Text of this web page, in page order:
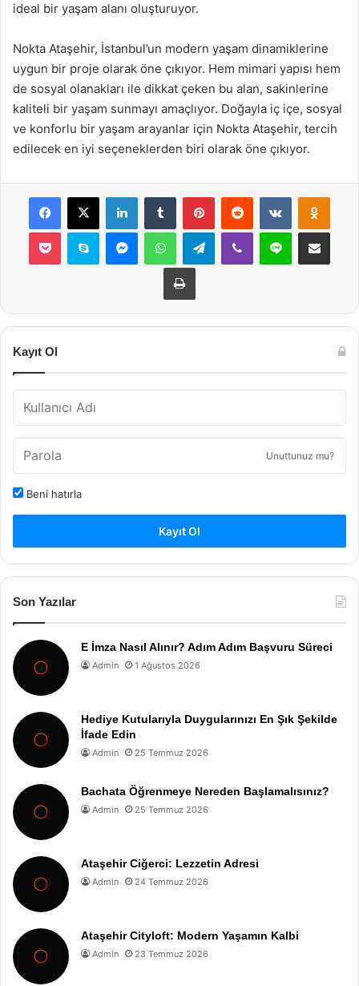
ideal bir yaşam alanı oluşturuyor.
Nokta Ataşehir, İstanbul’un modern yaşam dinamiklerine
uygun bir proje olarak öne çıkıyor. Hem mimari yapısı hem
de sosyal olanakları ile dikkat çeken bu alan, sakinlerine
kaliteli bir yaşam sunmayı amaçlıyor. Doğayla iç içe, sosyal
ve konforlu bir yaşam arayanlar için Nokta Ataşehir, tercih
edilecek en iyi seçeneklerden biri olarak öne çıkıyor.
Facebook
X LinkedInTumblr PinterestReddit VKontakte
Pocket Skype MessengerWhatsAppTelegramViber Line E-Posta ile
Yazdır
Kayıt Ol
Unuttunuz mu?
Beni hatırla
Kayıt Ol
Son Yazılar
E İmza Nasıl Alınır? Adım Adım Başvuru Süreci
Admin 1 Ağustos 2026
Hediye Kutularıyla Duygularınızı En Şık Şekilde
İfade Edin
Admin 25 Temmuz 2026
Bachata Öğrenmeye Nereden Başlamalısınız?
Admin 25 Temmuz 2026
Ataşehir Ciğerci: Lezzetin Adresi
Admin 24 Temmuz 2026
Ataşehir Cityloft: Modern Yaşamın Kalbi
Admin 23 Temmuz 2026